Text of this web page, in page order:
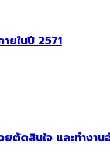
ยในปี 2571
ดสินใจ และทำงาน